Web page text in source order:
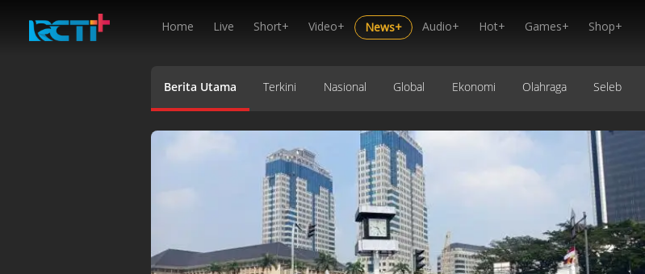
Home Live Short+ Video+ News+ Audio+ Hot+ Games+ Shop+
Berita Utama Terkini Nasional Global Ekonomi Olahraga Seleb